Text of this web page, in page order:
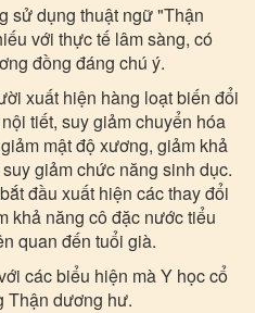
sử dụng thuật ngữ "Thận
với thực tế lâm sàng, có
đồng đáng chú ý.
xuất hiện hàng loạt biến đổi
tiết, suy giảm chuyển hóa
mật độ xương, giảm khả
giảm chức năng sinh dục.
đầu xuất hiện các thay đổi
khả năng cô đặc nước tiểu
quan đến tuổi già.
các biểu hiện mà Y học cổ
Thận dương hư.